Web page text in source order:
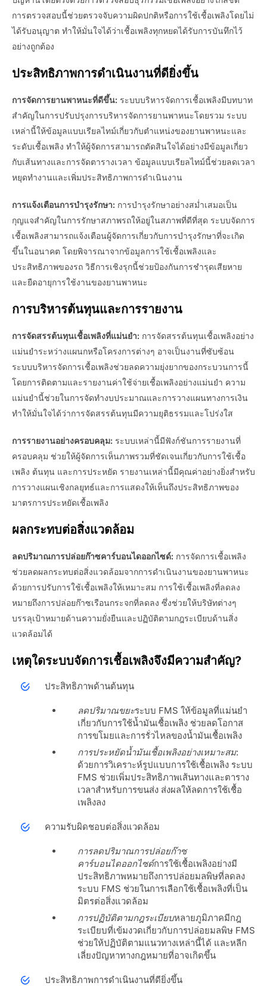
การตรวจสอบนี้ช่วยตรวจจับความผิดปกติหรือการใช้เชื้อเพลิงโดยไม่
ได้รับอนุญาต ทำให้มั่นใจได้ว่าเชื้อเพลิงทุกหยดได้รับการบันทึกไว้
อย่างถูกต้อง
ประสิทธิภาพการดำเนินงานที่ดียิ่งขึ้น
การจัดการยานพาหนะที่ดีขึ้น: ระบบบริหารจัดการเชื้อเพลิงมีบทบาท
สำคัญในการปรับปรุงการบริหารจัดการยานพาหนะโดยรวม ระบบ
เหล่านี้ให้ข้อมูลแบบเรียลไทม์เกี่ยวกับตำแหน่งของยานพาหนะและ
ระดับเชื้อเพลิง ทำให้ผู้จัดการสามารถตัดสินใจได้อย่างมีข้อมูลเกี่ยว
กับเส้นทางและการจัดตารางเวลา ข้อมูลแบบเรียลไทม์นี้ช่วยลดเวลา
หยุดทำงานและเพิ่มประสิทธิภาพการดำเนินงาน
การแจ้งเตือนการบำรุงรักษา: การบำรุงรักษาอย่างสม่ำเสมอเป็น
กุญแจสำคัญในการรักษาสภาพรถให้อยู่ในสภาพที่ดีที่สุด ระบบจัดการ
เชื้อเพลิงสามารถแจ้งเตือนผู้จัดการเกี่ยวกับการบำรุงรักษาที่จะเกิด
ขึ้นในอนาคต โดยพิจารณาจากข้อมูลการใช้เชื้อเพลิงและ
ประสิทธิภาพของรถ วิธีการเชิงรุกนี้ช่วยป้องกันการชำรุดเสียหาย
และยืดอายุการใช้งานของยานพาหนะ
การบริหารต้นทุนและการรายงาน
การจัดสรรต้นทุนเชื้อเพลิงที่แม่นยำ: การจัดสรรต้นทุนเชื้อเพลิงอย่าง
แม่นยำระหว่างแผนกหรือโครงการต่างๆ อาจเป็นงานที่ซับซ้อน
ระบบบริหารจัดการเชื้อเพลิงช่วยลดความยุ่งยากของกระบวนการนี้
โดยการติดตามและรายงานค่าใช้จ่ายเชื้อเพลิงอย่างแม่นยำ ความ
แม่นยำนี้ช่วยในการจัดทำงบประมาณและการวางแผนทางการเงิน
ทำให้มั่นใจได้ว่าการจัดสรรต้นทุนมีความยุติธรรมและโปร่งใส
การรายงานอย่างครอบคลุม: ระบบเหล่านี้มีฟังก์ชันการรายงานที่
ครอบคลุม ช่วยให้ผู้จัดการเห็นภาพรวมที่ชัดเจนเกี่ยวกับการใช้เชื้อ
เพลิง ต้นทุน และการประหยัด รายงานเหล่านี้มีคุณค่าอย่างยิ่งสำหรับ
การวางแผนเชิงกลยุทธ์และการแสดงให้เห็นถึงประสิทธิภาพของ
มาตรการประหยัดเชื้อเพลิง
ผลกระทบต่อสิ่งแวดล้อม
ลดปริมาณการปล่อยก๊าซคาร์บอนไดออกไซด์: การจัดการเชื้อเพลิง
ช่วยลดผลกระทบต่อสิ่งแวดล้อมจากการดำเนินงานของยานพาหนะ
ด้วยการปรับการใช้เชื้อเพลิงให้เหมาะสม การใช้เชื้อเพลิงที่ลดลง
หมายถึงการปล่อยก๊าซเรือนกระจกที่ลดลง ซึ่งช่วยให้บริษัทต่างๆ
บรรลุเป้าหมายด้านความยั่งยืนและปฏิบัติตามกฎระเบียบด้านสิ่ง
แวดล้อมได้
เหตุใดระบบจัดการเชื้อเพลิงจึงมีความสำคัญ?
ประสิทธิภาพด้านต้นทุน
ลดปริมาณขยะระบบ FMS ให้ข้อมูลที่แม่นยำ
เกี่ยวกับการใช้น้ำมันเชื้อเพลิง ช่วยลดโอกาส
การขโมยและการรั่วไหลของน้ำมันเชื้อเพลิง
การประหยัดน้ำมันเชื้อเพลิงอย่างเหมาะสม:
ด้วยการวิเคราะห์รูปแบบการใช้เชื้อเพลิง ระบบ
FMS ช่วยเพิ่มประสิทธิภาพเส้นทางและตาราง
เวลาสำหรับการขนส่ง ส่งผลให้ลดการใช้เชื้อ
เพลิงลง
ความรับผิดชอบต่อสิ่งแวดล้อม
การลดปริมาณการปล่อยก๊าซ
คาร์บอนไดออกไซด์การใช้เชื้อเพลิงอย่างมี
ประสิทธิภาพหมายถึงการปล่อยมลพิษที่ลดลง
ระบบ FMS ช่วยในการเลือกใช้เชื้อเพลิงที่เป็น
มิตรต่อสิ่งแวดล้อม
การปฏิบัติตามกฎระเบียบหลายภูมิภาคมีกฎ
ระเบียบที่เข้มงวดเกี่ยวกับการปล่อยมลพิษ FMS
ช่วยให้ปฏิบัติตามแนวทางเหล่านี้ได้ และหลีก
เลี่ยงปัญหาทางกฎหมายที่อาจเกิดขึ้น
ประสิทธิภาพการดำเนินงานที่ดียิ่งขึ้น